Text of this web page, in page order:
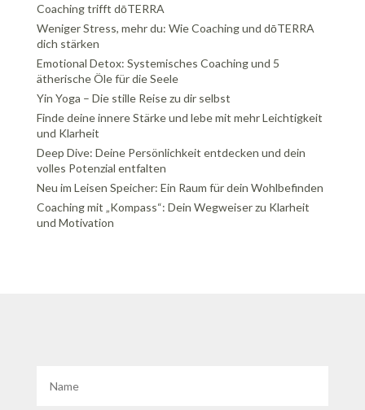
Coaching trifft dōTERRA
Weniger Stress, mehr du: Wie Coaching und dōTERRA
dich stärken
Emotional Detox: Systemisches Coaching und 5
ätherische Öle für die Seele
Yin Yoga – Die stille Reise zu dir selbst
Finde deine innere Stärke und lebe mit mehr Leichtigkeit
und Klarheit
Deep Dive: Deine Persönlichkeit entdecken und dein
volles Potenzial entfalten
Neu im Leisen Speicher: Ein Raum für dein Wohlbefinden
Coaching mit „Kompass“: Dein Wegweiser zu Klarheit
und Motivation